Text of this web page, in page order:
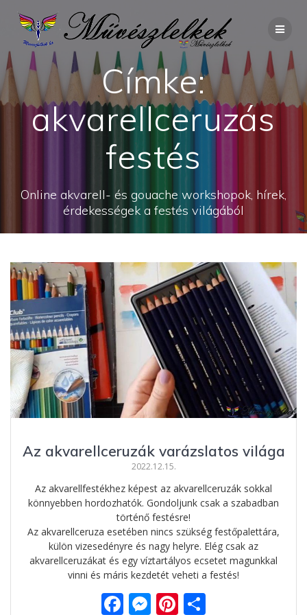
content
Címke:
akvarellceruzás
festés
Online akvarell- és gouache workshopok, hírek,
érdekességek a festés világából
Az akvarellceruzák varázslatos világa
2022.12.15.
Az akvarellfestékhez képest az akvarellceruzák sokkal
könnyebben hordozhatók. Gondoljunk csak a szabadban
történő festésre!
Az akvarellceruza esetében nincs szükség festőpalettára,
külön vizesedényre és nagy helyre. Elég csak az
akvarellceruzákat és egy víztartályos ecsetet magunkkal
vinni és máris kezdetét veheti a festés!
F M Pi